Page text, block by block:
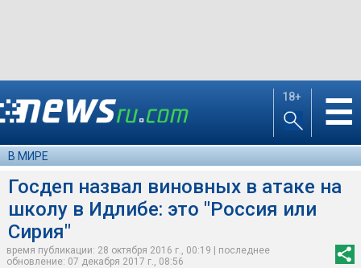
18+ ☰
В МИРЕ
Госдеп назвал виновных в атаке на
школу в Идлибе: это "Россия или
Сирия"
время публикации: 28 октября 2016 г., 00:19 | последнее
обновление: 07 декабря 2017 г., 08:56